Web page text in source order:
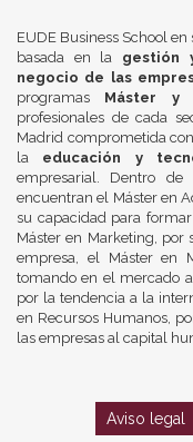
EUDE Business School
basada en la gestión
negocio de las
programas Máster y
profesionales de cada
Madrid comprometida
la educación y
empresarial. Dentro de
encuentran el Máster en
su capacidad para
Máster en Marketing, por
empresa, el Máster en
tomando en el mercado
por la tendencia a la
en Recursos Humanos,
las empresas al capital
Aviso legal